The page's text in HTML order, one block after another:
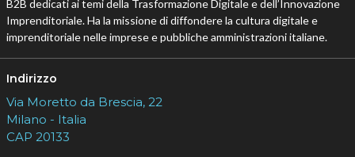
B2B dedicati ai temi della Trasformazione Digitale e dell’Innovazione
Imprenditoriale. Ha la missione di diffondere la cultura digitale e
imprenditoriale nelle imprese e pubbliche amministrazioni italiane.
Indirizzo
Via Moretto da Brescia, 22
Milano - Italia
CAP 20133